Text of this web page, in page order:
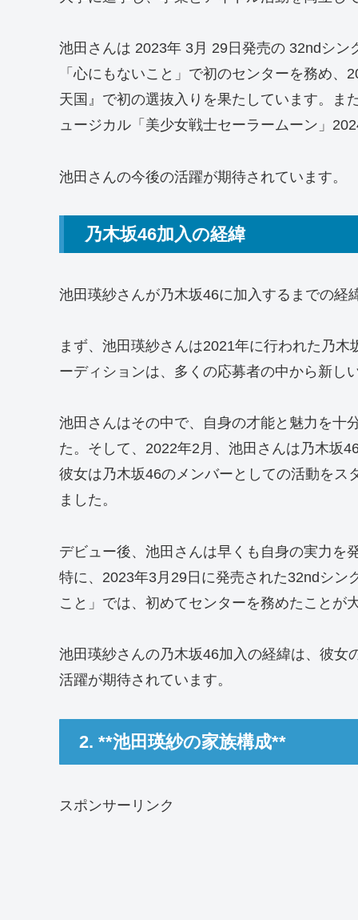
池田さんは 2023年 3月 29日発売の 32ndシ
「心にもないこと」で初のセンターを務め
天国』で初の選抜入りを果たしています。ま
ュージカル「美少女戦士セーラームーン」
池田さんの今後の活躍が期待されています。
乃木坂46加入の経緯
池田瑛紗さんが乃木坂46に加入するまでの経
まず、池田瑛紗さんは2021年に行われた乃
ーディションは、多くの応募者の中から新し
池田さんはその中で、自身の才能と魅力を十
た。そして、2022年2月、池田さんは乃木坂
彼女は乃木坂46のメンバーとしての活動をス
ました。
デビュー後、池田さんは早くも自身の実力を
特に、2023年3月29日に発売された32ndシン
こと」では、初めてセンターを務めたことが
池田瑛紗さんの乃木坂46加入の経緯は、彼女
活躍が期待されています。
2. **池田瑛紗の家族構成**
スポンサーリンク